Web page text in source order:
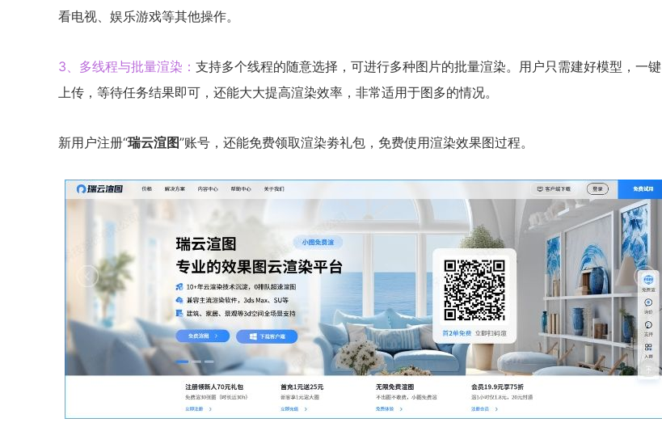
看电视、娱乐游戏等其他操作。
3、多线程与批量渲染： 支持多个线程的随意选择，可进行多种图片的批量渲染。用户只需建好模型，一键
上传，等待任务结果即可，还能大大提高渲染效率，非常适用于图多的情况。
新用户注册“瑞云渲图”账号，还能免费领取渲染劵礼包，免费使用渲染效果图过程。